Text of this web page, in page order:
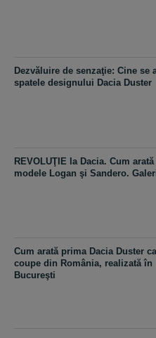
Dezvăluire de senzaţie: Cine se
spatele designului Dacia Duster
REVOLUŢIE la Dacia. Cum
modele Logan şi Sandero.
Cum arată prima Dacia Duster
coupe din România, realizată în
Bucureşti